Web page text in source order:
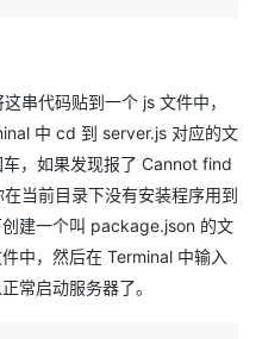
串代码贴到一个 js 文件中，
中 cd 到 server.js 对应的文
，如果发现报了 Cannot find
当前目录下没有安装程序用到
建一个叫 package.json 的文
中，然后在 Terminal 中输入
常启动服务器了。